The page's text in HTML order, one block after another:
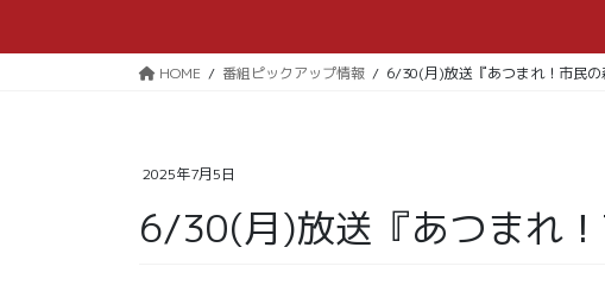
動
HOME 番組ピックアップ情報 6/30(月)放送『あつまれ！市民の
2025年7月5日
6/30(月)放送『あつまれ！